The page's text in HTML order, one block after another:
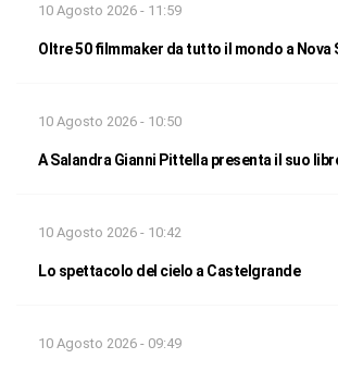
10 Agosto 2026 - 11:59
Oltre 50 filmmaker da tutto il mondo a Nova
10 Agosto 2026 - 10:50
A Salandra Gianni Pittella presenta il suo
10 Agosto 2026 - 10:42
Lo spettacolo del cielo a Castelgrande
10 Agosto 2026 - 09:49